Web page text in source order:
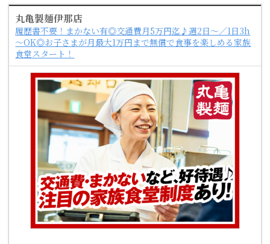
丸亀製麺伊那店
履歴書不要！まかない有◎交通費月5万円迄♪週2日～／1日3h
～OK◎お子さまが月最大1万円まで無償で食事を楽しめる家族
食堂スタート！